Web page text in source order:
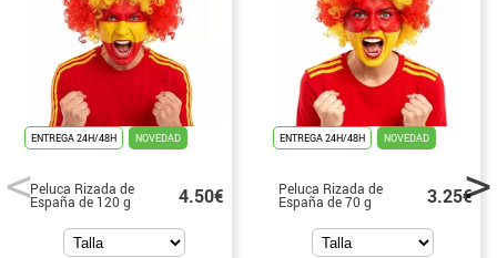
ENTREGA 24H/48H NOVEDAD
Peluca Rizada de
España de 120 g 4.50€
ENTREGA 24H/48H NOVEDAD
Peluca Rizada de
España de 70 g 3.25€